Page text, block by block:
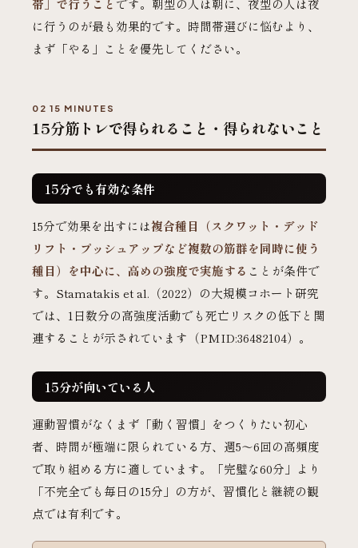
帯」で行うこと です。朝型の人は朝に、夜型の人は夜
に行うのが最も効果的です。時間帯選びに悩むより、
まず「やる」ことを優先してください。
02 15 MINUTES
15分筋トレで得られること・得られないこと
15分でも有効な条件
15分で効果を出すには複合種目（スクワット・デッド
リフト・プッシュアップなど複数の筋群を同時に使う
種目）を中心に、高めの強度で実施する ことが条件で
す。Stamatakis et al.（2022）の大規模コホート研究
では、1日数分の高強度活動でも死亡リスクの低下と関
連することが示されています（PMID:36482104）。
15分が向いている人
運動習慣がなくまず「動く習慣」をつくりたい初心
者、時間が極端に限られている方、週5〜6回の高頻度
で取り組める方に適しています。「完璧な60分」より
「不完全でも毎日の15分」の方が、習慣化と継続の観
点では有利です。